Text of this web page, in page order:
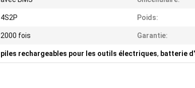
4S2P Poids:
2000 fois Garantie:
piles rechargeables pour les outils électriques, batterie